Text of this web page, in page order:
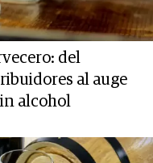
del
al auge
alcohol